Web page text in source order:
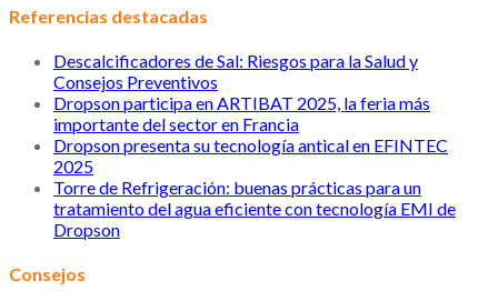
Referencias destacadas
Descalcificadores de Sal: Riesgos para la Salud y
Consejos Preventivos
Dropson participa en ARTIBAT 2025, la feria más
importante del sector en Francia
Dropson presenta su tecnología antical en EFINTEC
2025
Torre de Refrigeración: buenas prácticas para un
tratamiento del agua eficiente con tecnología EMI de
Dropson
Consejos